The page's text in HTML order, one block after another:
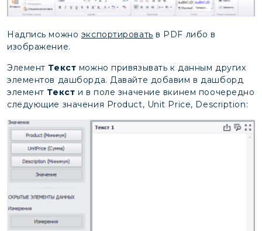
Надпись можно экспортировать в PDF либо в
изображение.
Элемент Текст можно привязывать к данным других
элементов дашборда. Давайте добавим в дашборд
элемент Текст и в поле значение вкинем поочередно
следующие значения Product, Unit Price, Description: